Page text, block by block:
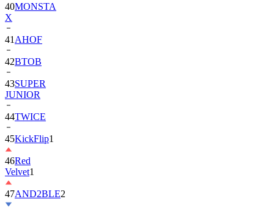
40MONSTA
X
41 AHOF
42BTOB
43SUPER
JUNIOR
44TWICE
45KickFlip1
46Red
Velvet1
47AND2BLE2